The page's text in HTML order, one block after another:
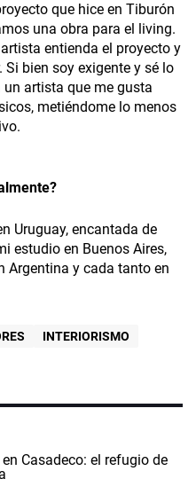
que hice en Tiburón
una obra para el living.
entienda el proyecto y
Si bien soy exigente y sé lo
artista que me gusta
metiéndome lo menos
Uruguay, encantada de
estudio en Buenos Aires,
Argentina y cada tanto en
INTERIORISMO